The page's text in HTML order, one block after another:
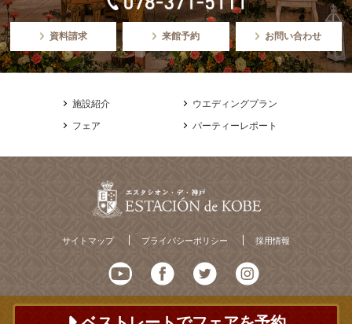
資料請求 来館予約 お問い合わせ
施設紹介
ウエディングプラン
フェア
パーティーレポート
サイトマップ プライバシーポリシー 採用情報